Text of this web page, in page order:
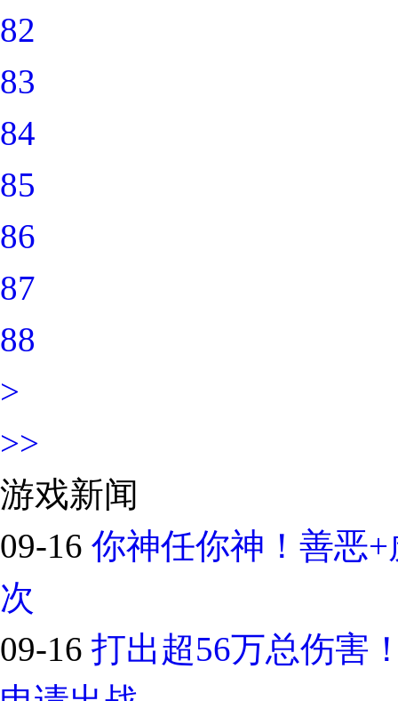
82
83
84
85
86
87
88
>
>>
游戏新闻
09-16 你神任你神！善恶
次
09-16 打出超56万总伤害